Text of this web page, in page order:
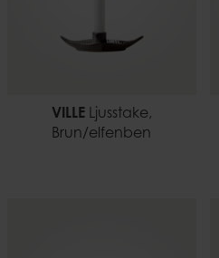
VILLELjusstake,
Brun/elfenben